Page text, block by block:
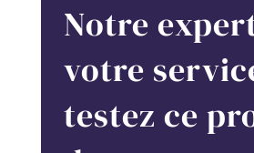
Notre
votre
testez ce